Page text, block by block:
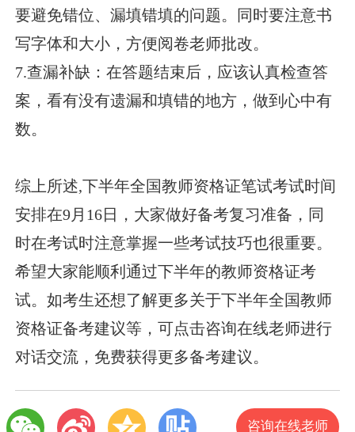
要避免错位、漏填错填的问题。同时要注意书
写字体和大小，方便阅卷老师批改。
7.查漏补缺：在答题结束后，应该认真检查答
案，看有没有遗漏和填错的地方，做到心中有
数。
综上所述,下半年全国教师资格证笔试考试时间
安排在9月16日，大家做好备考复习准备，同
时在考试时注意掌握一些考试技巧也很重要。
希望大家能顺利通过下半年的教师资格证考
试。如考生还想了解更多关于下半年全国教师
资格证备考建议等，可点击咨询在线老师进行
对话交流，免费获得更多备考建议。
咨询在线老师